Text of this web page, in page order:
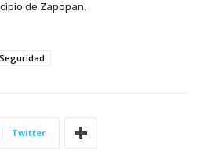
de Zapopan.
Seguridad
Twitter